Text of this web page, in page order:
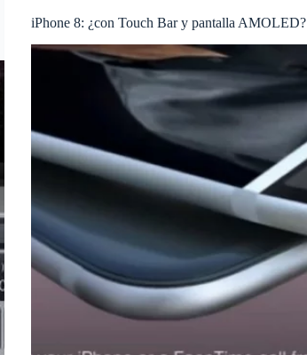
iPhone 8: ¿con Touch Bar y pantalla AMOLED?